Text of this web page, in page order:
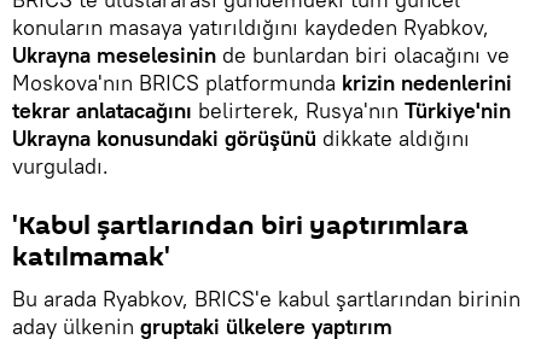
konuların masaya yatırıldığını kaydeden Ryabkov,
Ukrayna meselesinin de bunlardan biri olacağını ve
Moskova'nın BRICS platformunda krizin nedenlerini
tekrar anlatacağını belirterek, Rusya'nın Türkiye'nin
Ukrayna konusundaki görüşünü dikkate aldığını
vurguladı.
'Kabul şartlarından biri yaptırımlara
katılmamak'
Bu arada Ryabkov, BRICS'e kabul şartlarından birinin
aday ülkenin gruptaki ülkelere yaptırım